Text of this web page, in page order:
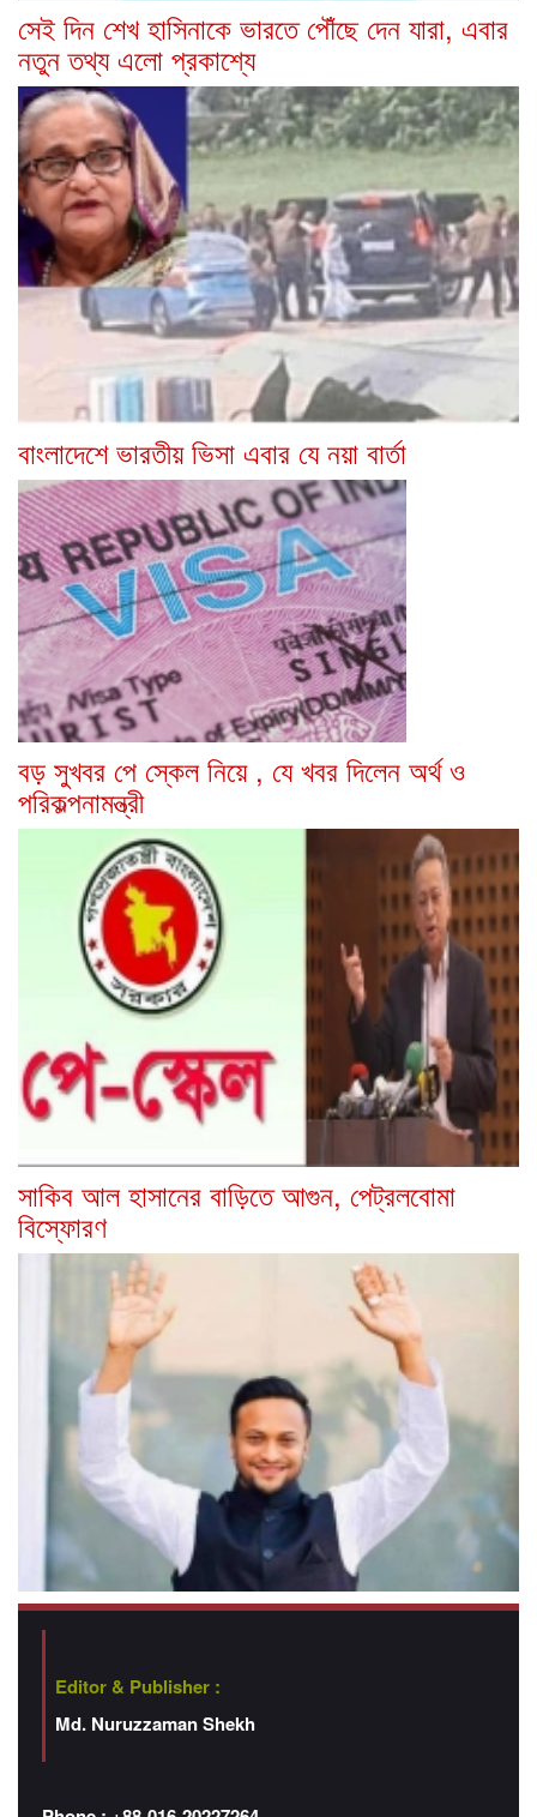
সেই দিন শেখ হাসিনাকে ভারতে পৌঁছে দেন যারা, এবার
নতুন তথ্য এলো প্রকাশ্যে
বাংলাদেশে ভারতীয় ভিসা এবার যে নয়া বার্তা
বড় সুখবর পে স্কেল নিয়ে , যে খবর দিলেন অর্থ ও
পরিকল্পনামন্ত্রী
সাকিব আল হাসানের বাড়িতে আগুন, পেট্রলবোমা
বিস্ফোরণ
Editor & Publisher :
Md. Nuruzzaman Shekh